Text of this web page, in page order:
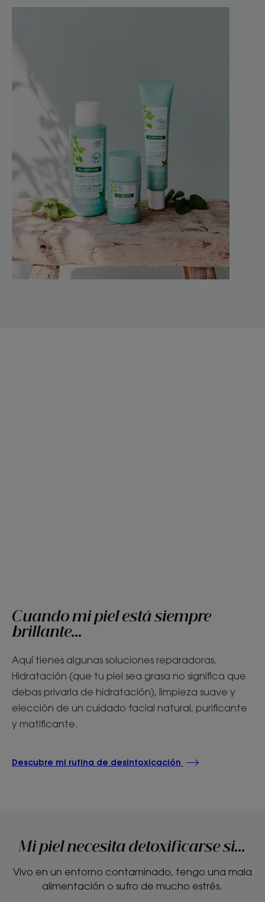
Cuando mi piel está siempre
brillante...
Aquí tienes algunas soluciones reparadoras.
Hidratación (que tu piel sea grasa no significa que
debas privarla de hidratación), limpieza suave y
elección de un cuidado facial natural, purificante
y matificante.
Descubre mi rutina de desintoxicación
Mi piel necesita detoxificarse si...
Vivo en un entorno contaminado, tengo una mala
alimentación o sufro de mucho estrés.